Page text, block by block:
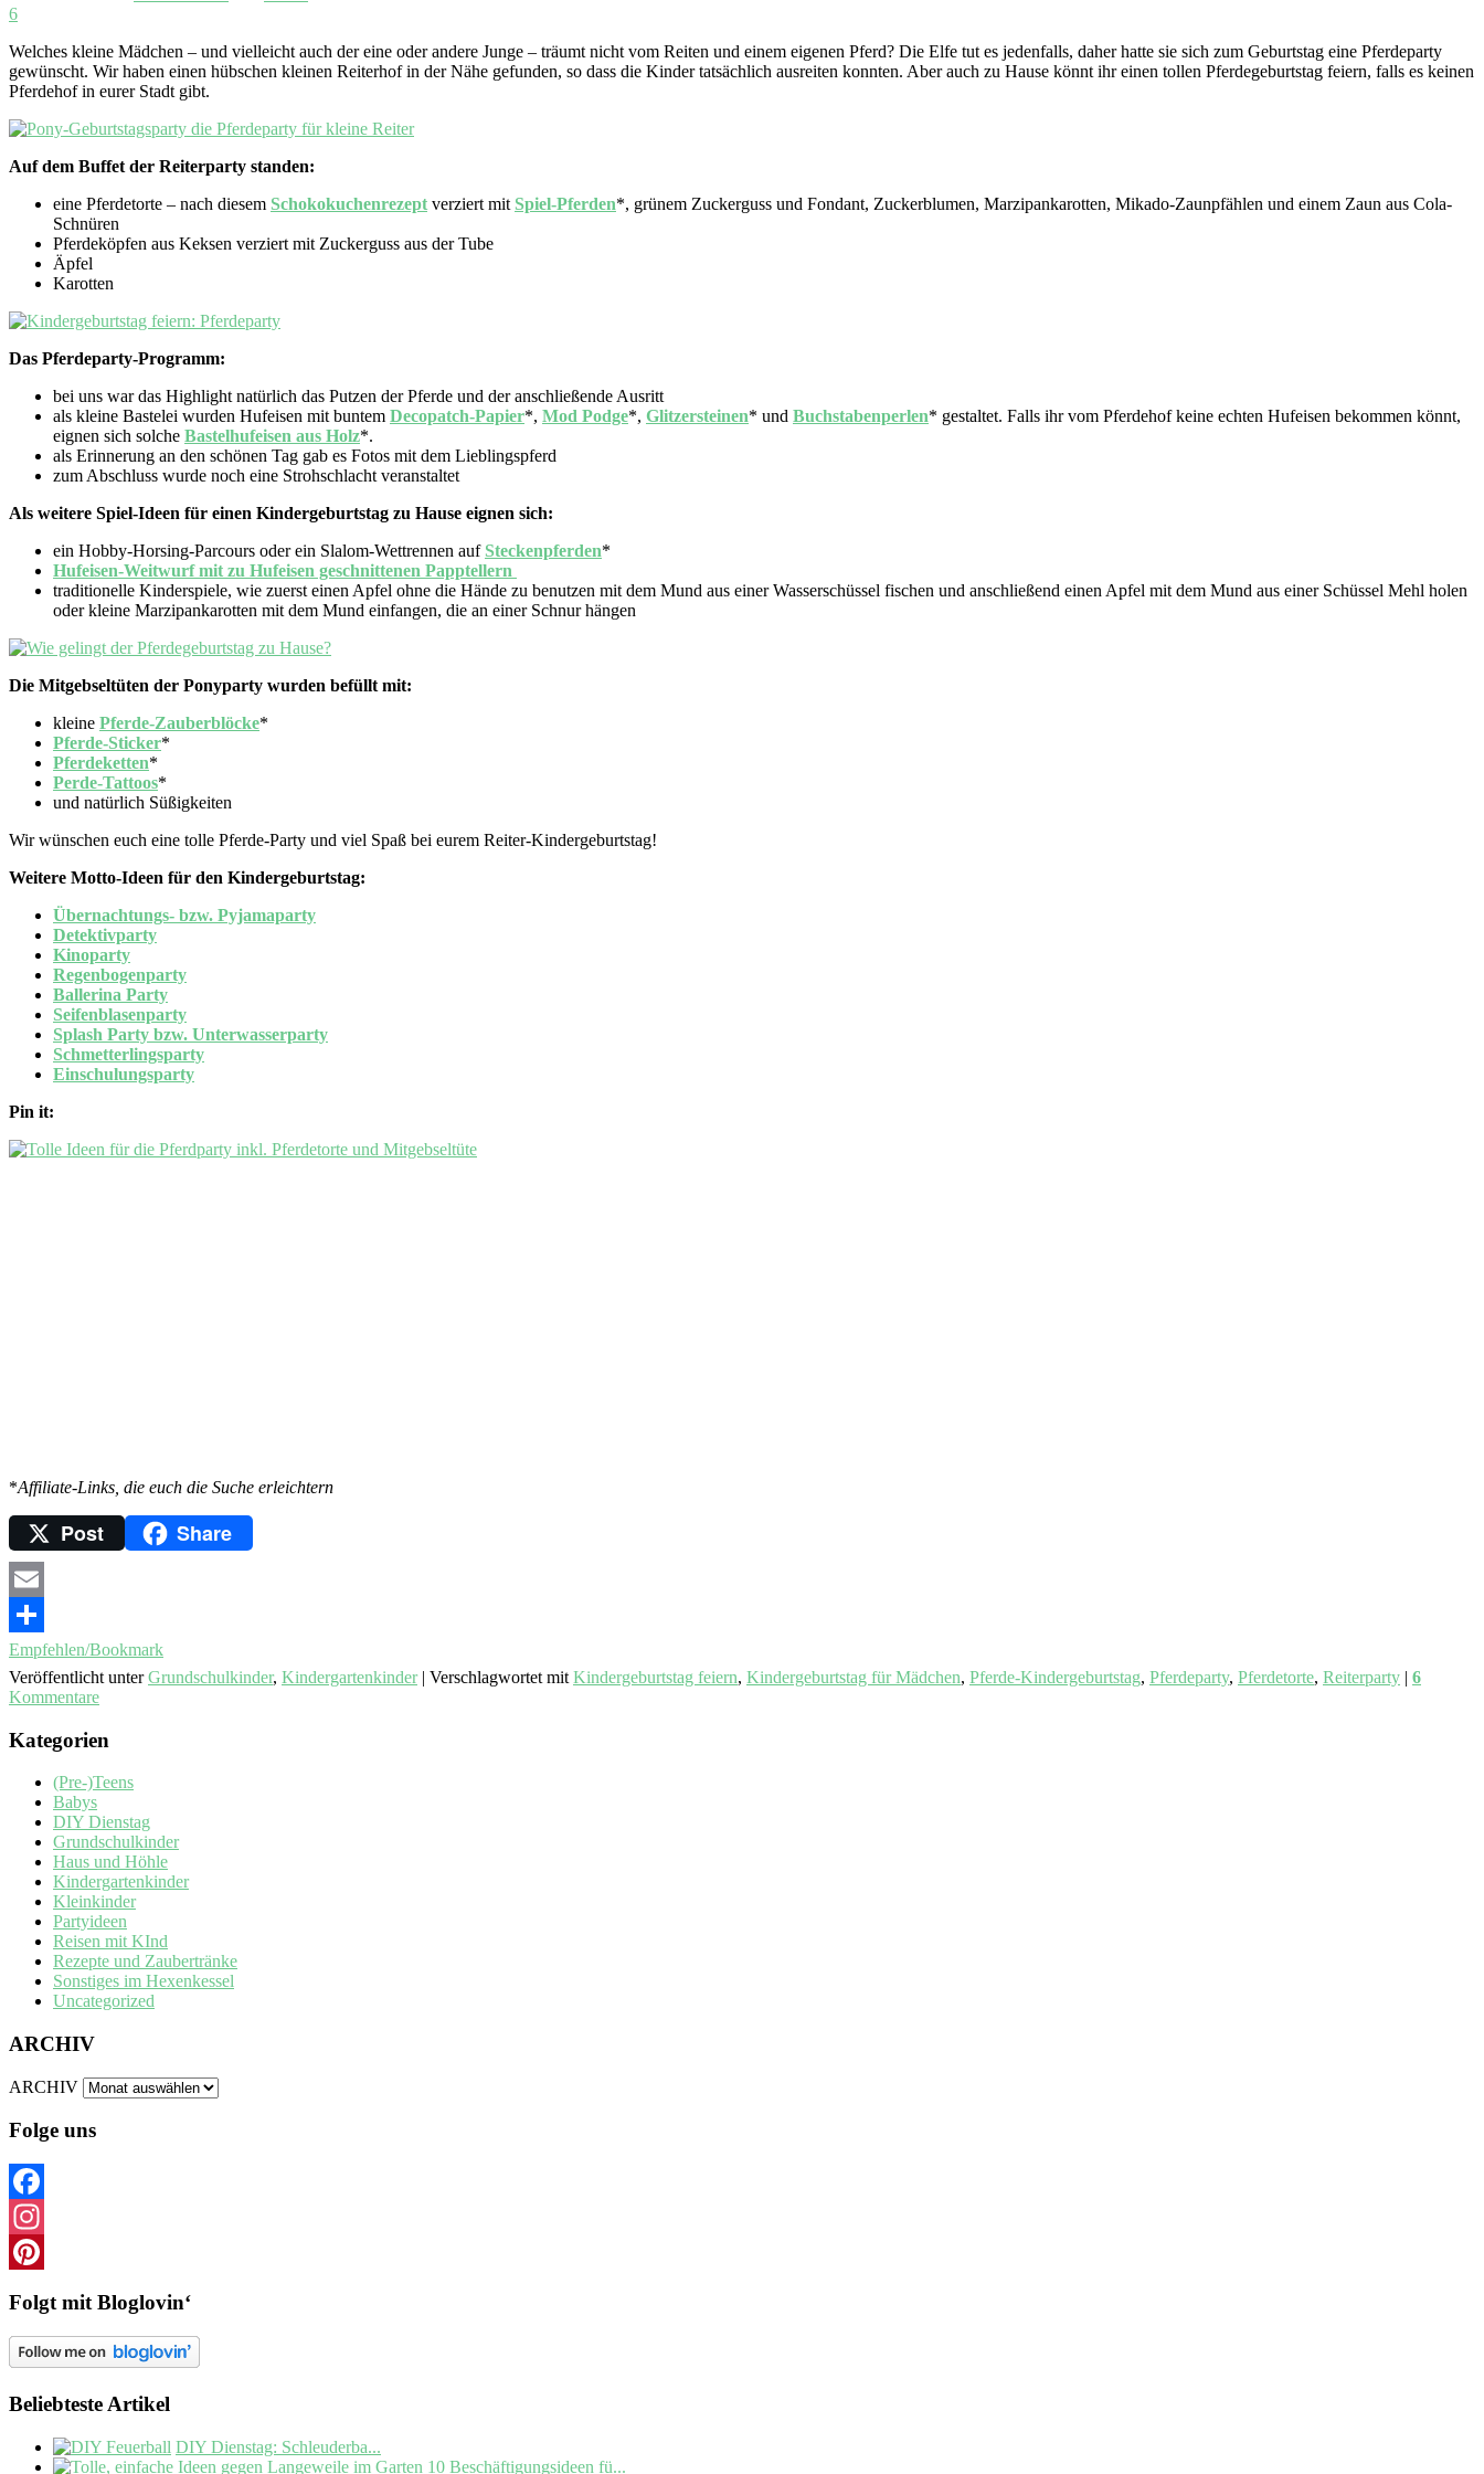
6
Welches kleine Mädchen – und vielleicht auch der eine oder andere Junge – träumt nicht vom Reiten und einem eigenen Pferd? Die Elfe tut es jedenfalls, daher hatte sie sich zum Geburtstag eine Pferdeparty
gewünscht. Wir haben einen hübschen kleinen Reiterhof in der Nähe gefunden, so dass die Kinder tatsächlich ausreiten konnten. Aber auch zu Hause könnt ihr einen tollen Pferdegeburtstag feiern, falls es keinen
Pferdehof in eurer Stadt gibt.
Auf dem Buffet der Reiterparty standen:
eine Pferdetorte – nach diesem Schokokuchenrezept verziert mit Spiel-Pferden*, grünem Zuckerguss und Fondant, Zuckerblumen, Marzipankarotten, Mikado-Zaunpfählen und einem Zaun aus Cola-
Schnüren
Pferdeköpfen aus Keksen verziert mit Zuckerguss aus der Tube
Äpfel
Karotten
Das Pferdeparty-Programm:
bei uns war das Highlight natürlich das Putzen der Pferde und der anschließende Ausritt
als kleine Bastelei wurden Hufeisen mit buntem Decopatch-Papier*, Mod Podge*, Glitzersteinen* und Buchstabenperlen* gestaltet. Falls ihr vom Pferdehof keine echten Hufeisen bekommen könnt,
eignen sich solche Bastelhufeisen aus Holz*.
als Erinnerung an den schönen Tag gab es Fotos mit dem Lieblingspferd
zum Abschluss wurde noch eine Strohschlacht veranstaltet
Als weitere Spiel-Ideen für einen Kindergeburtstag zu Hause eignen sich:
ein Hobby-Horsing-Parcours oder ein Slalom-Wettrennen auf Steckenpferden*
Hufeisen-Weitwurf mit zu Hufeisen geschnittenen Papptellern
traditionelle Kinderspiele, wie zuerst einen Apfel ohne die Hände zu benutzen mit dem Mund aus einer Wasserschüssel fischen und anschließend einen Apfel mit dem Mund aus einer Schüssel Mehl holen
oder kleine Marzipankarotten mit dem Mund einfangen, die an einer Schnur hängen
Die Mitgebseltüten der Ponyparty wurden befüllt mit:
kleine Pferde-Zauberblöcke*
Pferde-Sticker*
Pferdeketten*
Perde-Tattoos*
und natürlich Süßigkeiten
Wir wünschen euch eine tolle Pferde-Party und viel Spaß bei eurem Reiter-Kindergeburtstag!
Weitere Motto-Ideen für den Kindergeburtstag:
Übernachtungs- bzw. Pyjamaparty
Detektivparty
Kinoparty
Regenbogenparty
Ballerina Party
Seifenblasenparty
Splash Party bzw. Unterwasserparty
Schmetterlingsparty
Einschulungsparty
Pin it:
*Affiliate-Links, die euch die Suche erleichtern
Post Share
Email
Empfehlen/Bookmark
Veröffentlicht unter Grundschulkinder, Kindergartenkinder | Verschlagwortet mit Kindergeburtstag feiern, Kindergeburtstag für Mädchen, Pferde-Kindergeburtstag, Pferdeparty, Pferdetorte, Reiterparty | 6
Kommentare
Kategorien
(Pre-)Teens
Babys
DIY Dienstag
Grundschulkinder
Haus und Höhle
Kindergartenkinder
Kleinkinder
Partyideen
Reisen mit KInd
Rezepte und Zaubertränke
Sonstiges im Hexenkessel
Uncategorized
ARCHIV
ARCHIV
Folge uns
Facebook
Instagram
Folgt mit Bloglovin‘
Beliebteste Artikel
DIY Dienstag: Schleuderba...
10 Beschäftigungsideen fü...